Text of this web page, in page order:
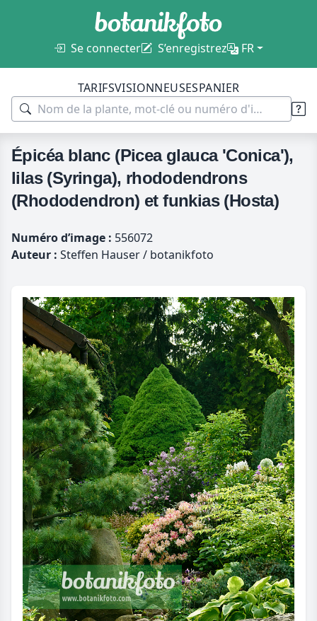
Se connecter S’enregistrez FR
TARIFSVISIONNEUSESPANIER
Épicéa blanc (Picea glauca 'Conica'),
lilas (Syringa), rhododendrons
(Rhododendron) et funkias (Hosta)
Numéro d’image : 556072
Auteur : Steffen Hauser / botanikfoto